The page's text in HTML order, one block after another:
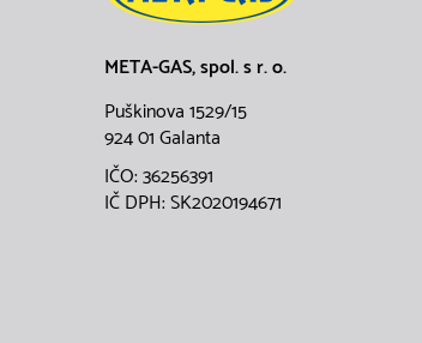
META-GAS, spol. s r. o.
Puškinova 1529/15
924 01 Galanta
IČO: 36256391
IČ DPH: SK2020194671